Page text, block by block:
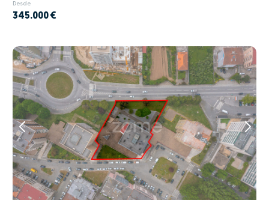
Desde
345.000 €